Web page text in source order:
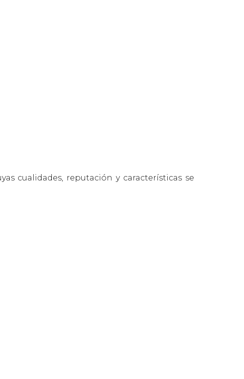
cualidades, reputación y características se